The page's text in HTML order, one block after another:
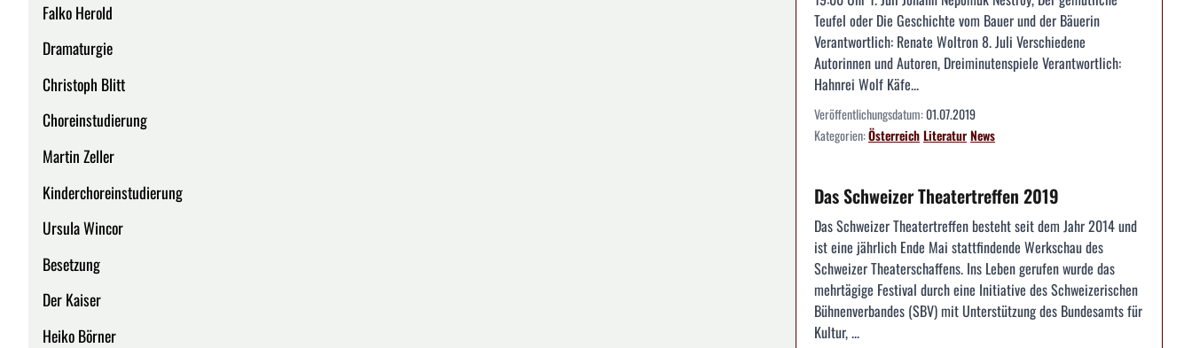
Falko Herold
Dramaturgie
Christoph Blitt
Choreinstudierung
Martin Zeller
Kinderchoreinstudierung
Ursula Wincor
Besetzung
Der Kaiser
Heiko Börner
Teufel oder Die Geschichte vom Bauer und der Bäuerin
Verantwortlich: Renate Woltron 8. Juli Verschiedene
Autorinnen und Autoren, Dreiminutenspiele Verantwortlich:
Hahnrei Wolf Käfe...
Veröffentlichungsdatum:01.07.2019
Kategorien:ÖsterreichLiteraturNews
Das Schweizer Theatertreffen 2019
Das Schweizer Theatertreffen besteht seit dem Jahr 2014 und
ist eine jährlich Ende Mai stattfindende Werkschau des
Schweizer Theaterschaffens. Ins Leben gerufen wurde das
mehrtägige Festival durch eine Initiative des Schweizerischen
Bühnenverbandes (SBV) mit Unterstützung des Bundesamts für
Kultur, ...